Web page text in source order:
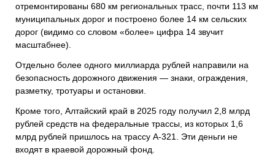
отремонтированы 680 км региональных трасс, почти 113 км
муниципальных дорог и построено более 14 км сельских
дорог (видимо со словом «более» цифра 14 звучит
масштабнее).
Отдельно более одного миллиарда рублей направили на
безопасность дорожного движения — знаки, ограждения,
разметку, тротуары и остановки.
Кроме того, Алтайский край в 2025 году получил 2,8 млрд
рублей средств на федеральные трассы, из которых 1,6
млрд рублей пришлось на трассу А-321. Эти деньги не
входят в краевой дорожный фонд.